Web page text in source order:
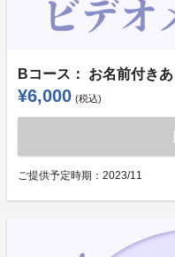
Bコース： お名前付き
¥6,000 (税込)
ご提供予定時期： 2023/11